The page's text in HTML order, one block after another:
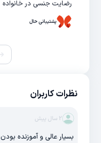
رضایت جنسی در خانواده
پشتیبانی حال
نظرات کاربران
2 سال پیش
بسیار عالی و آموزنده بودن